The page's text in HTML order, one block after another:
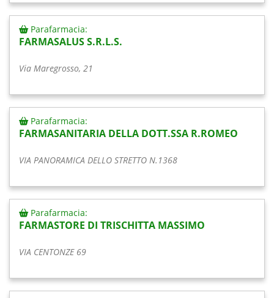
Parafarmacia:
FARMASALUS S.R.L.S.
Via Maregrosso, 21
Parafarmacia:
FARMASANITARIA DELLA DOTT.SSA R.ROMEO
VIA PANORAMICA DELLO STRETTO N.1368
Parafarmacia:
FARMASTORE DI TRISCHITTA MASSIMO
VIA CENTONZE 69